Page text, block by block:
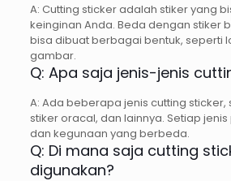
A: Cutting sticker adalah stiker yang
keinginan Anda. Beda dengan stiker
bisa dibuat berbagai bentuk, seperti
gambar.
Q: Apa saja jenis-jenis
A: Ada beberapa jenis cutting sticker,
stiker oracal, dan lainnya. Setiap
dan kegunaan yang berbeda.
Q: Di mana saja cutting
digunakan?